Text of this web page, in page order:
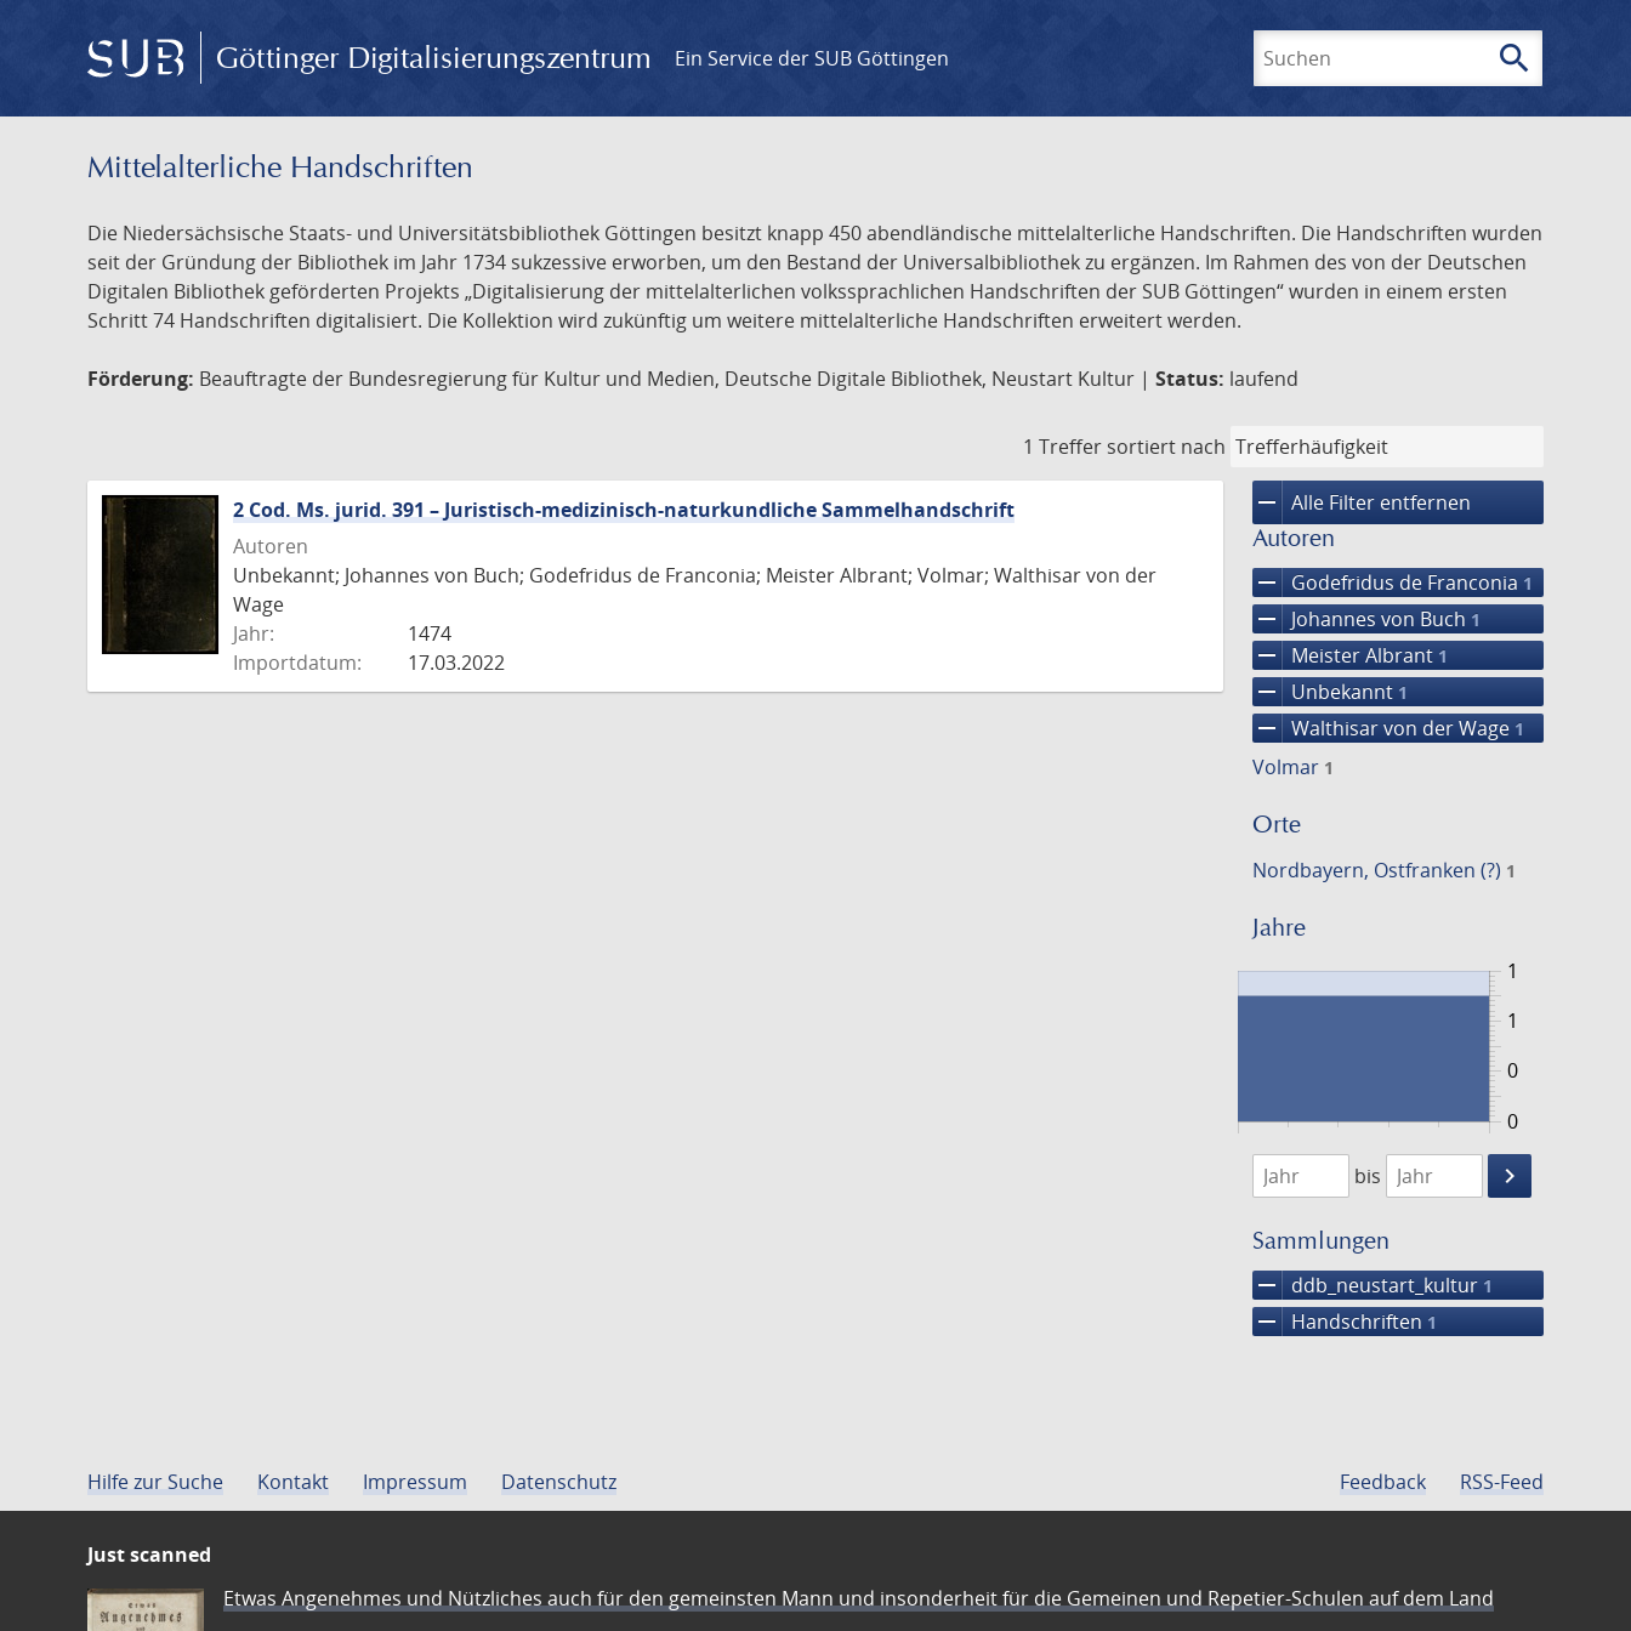
Göttinger Digitalisierungszentrum Ein Service der SUB Göttingen search
Mittelalterliche Handschriften
Die Niedersächsische Staats- und Universitätsbibliothek Göttingen besitzt knapp 450 abendländische mittelalterliche Handschriften. Die Handschriften wurden
seit der Gründung der Bibliothek im Jahr 1734 sukzessive erworben, um den Bestand der Universalbibliothek zu ergänzen. Im Rahmen des von der Deutschen
Digitalen Bibliothek geförderten Projekts „Digitalisierung der mittelalterlichen volkssprachlichen Handschriften der SUB Göttingen“ wurden in einem ersten
Schritt 74 Handschriften digitalisiert. Die Kollektion wird zukünftig um weitere mittelalterliche Handschriften erweitert werden.
Förderung: Beauftragte der Bundesregierung für Kultur und Medien, Deutsche Digitale Bibliothek, Neustart Kultur | Status: laufend
1 Treffer sortiert nach
remove Alle Filter entfernen
Autoren
remove Godefridus de Franconia 1
remove Johannes von Buch 1
remove Meister Albrant 1
remove Unbekannt 1
remove Walthisar von der Wage 1
Volmar 1
Orte
Nordbayern, Ostfranken (?) 1
Jahre
0
1
0
1
1474
1475
bis
keyboard_arrow_right
Suche
Sammlungen
remove ddb_neustart_kultur 1
remove Handschriften 1
2 Cod. Ms. jurid. 391 – Juristisch-medizinisch-naturkundliche Sammelhandschrift
Autoren
Unbekannt; Johannes von Buch; Godefridus de Franconia; Meister Albrant; Volmar; Walthisar von der
Wage
Jahr:
1474
Importdatum:
17.03.2022
Hilfe zur Suche Kontakt Impressum Datenschutz Feedback RSS-Feed
Just scanned
Etwas Angenehmes und Nützliches auch für den gemeinsten Mann und insonderheit für die Gemeinen und Repetier-Schulen auf dem Land